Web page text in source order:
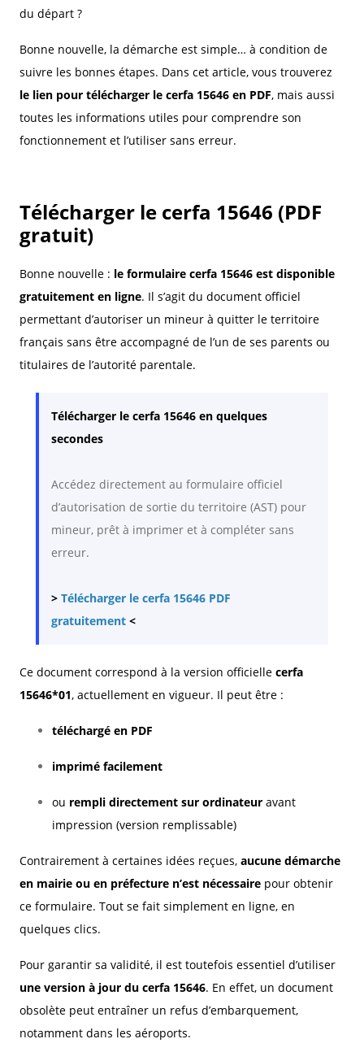
du départ ?
Bonne nouvelle, la démarche est simple… à condition de
suivre les bonnes étapes. Dans cet article, vous trouverez
le lien pour télécharger le cerfa 15646 en PDF, mais aussi
toutes les informations utiles pour comprendre son
fonctionnement et l’utiliser sans erreur.
Télécharger le cerfa 15646 (PDF
gratuit)
Bonne nouvelle : le formulaire cerfa 15646 est disponible
gratuitement en ligne. Il s’agit du document officiel
permettant d’autoriser un mineur à quitter le territoire
français sans être accompagné de l’un de ses parents ou
titulaires de l’autorité parentale.
Télécharger le cerfa 15646 en quelques
secondes
Accédez directement au formulaire officiel
d’autorisation de sortie du territoire (AST) pour
mineur, prêt à imprimer et à compléter sans
erreur.
> Télécharger le cerfa 15646 PDF
gratuitement <
Ce document correspond à la version officielle cerfa
15646*01, actuellement en vigueur. Il peut être :
téléchargé en PDF
imprimé facilement
ou rempli directement sur ordinateur avant
impression (version remplissable)
Contrairement à certaines idées reçues, aucune démarche
en mairie ou en préfecture n’est nécessaire pour obtenir
ce formulaire. Tout se fait simplement en ligne, en
quelques clics.
Pour garantir sa validité, il est toutefois essentiel d’utiliser
une version à jour du cerfa 15646. En effet, un document
obsolète peut entraîner un refus d’embarquement,
notamment dans les aéroports.